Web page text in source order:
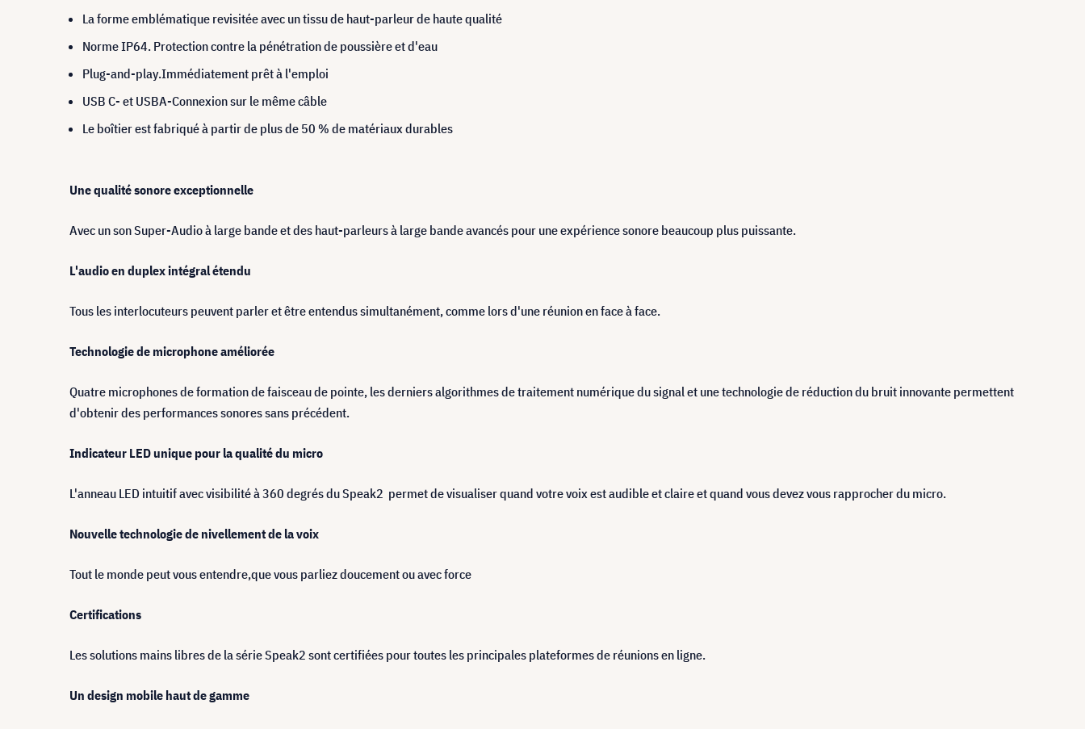
La forme emblématique revisitée avec un tissu de haut-parleur de haute qualité
Norme IP64. Protection contre la pénétration de poussière et d'eau
Plug-and-play.Immédiatement prêt à l'emploi
USB C- et USBA-Connexion sur le même câble
Le boîtier est fabriqué à partir de plus de 50 % de matériaux durables
Une qualité sonore exceptionnelle
Avec un son Super-Audio à large bande et des haut-parleurs à large bande avancés pour une expérience sonore beaucoup plus puissante.
L'audio en duplex intégral étendu
Tous les interlocuteurs peuvent parler et être entendus simultanément, comme lors d'une réunion en face à face.
Technologie de microphone améliorée
Quatre microphones de formation de faisceau de pointe, les derniers algorithmes de traitement numérique du signal et une technologie de réduction du bruit innovante permettent
d'obtenir des performances sonores sans précédent.
Indicateur LED unique pour la qualité du micro
L'anneau LED intuitif avec visibilité à 360 degrés du Speak2 permet de visualiser quand votre voix est audible et claire et quand vous devez vous rapprocher du micro.
Nouvelle technologie de nivellement de la voix
Tout le monde peut vous entendre,que vous parliez doucement ou avec force
Certifications
Les solutions mains libres de la série Speak2 sont certifiées pour toutes les principales plateformes de réunions en ligne.
Un design mobile haut de gamme